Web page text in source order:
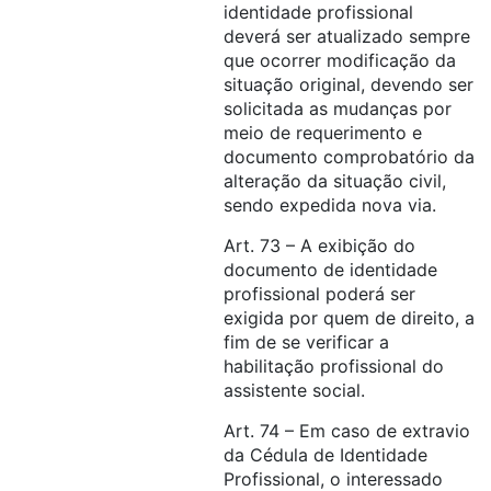
identidade profissional
deverá ser atualizado sempre
que ocorrer modificação da
situação original, devendo ser
solicitada as mudanças por
meio de requerimento e
documento comprobatório da
alteração da situação civil,
sendo expedida nova via.
Art. 73 – A exibição do
documento de identidade
profissional poderá ser
exigida por quem de direito, a
fim de se verificar a
habilitação profissional do
assistente social.
Art. 74 – Em caso de extravio
da Cédula de Identidade
Profissional, o interessado